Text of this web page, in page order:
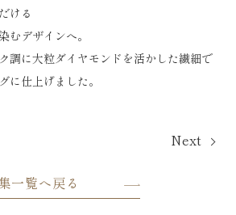
ける
むデザインへ。
調に大粒ダイヤモンドを活かした繊細で
に仕上げました。
Next
一覧へ戻る